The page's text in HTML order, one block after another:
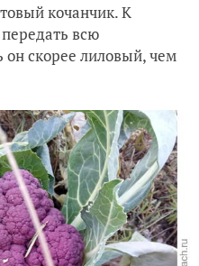
кочанчик. К
всю
он скорее лиловый, чем